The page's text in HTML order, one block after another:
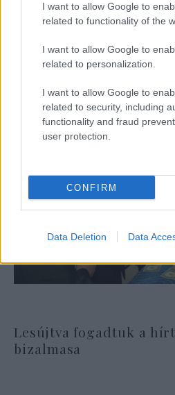
I want to allow Google to
related to functionality of the
I want to allow Google to
related to personalization.
I want to allow Google to
related to security, including
functionality and fraud
user protection.
CONFIRM
Data Deletion Data
Putyin és
Lesújtva fogadtuk a
bizalmasa